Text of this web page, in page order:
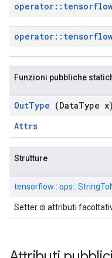
operator:: tensorflow
operator:: tensorflow
Funzioni pubbliche
OutType (DataType x)
Attrs
Strutture
tensorflow:: ops::
Setter di attributi